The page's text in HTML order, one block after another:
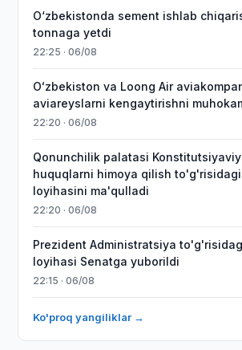
O‘zbekistonda sement ishlab
tonnaga yetdi
22:25 · 06/08
Oʻzbekiston va Loong Air
aviareyslarni kengaytirishni
22:20 · 06/08
Qonunchilik palatasi
huquqlarni himoya qilish
loyihasini ma'qulladi
22:20 · 06/08
Prezident Administratsiya
loyihasi Senatga yuborildi
22:15 · 06/08
Ko'proq yangiliklar →